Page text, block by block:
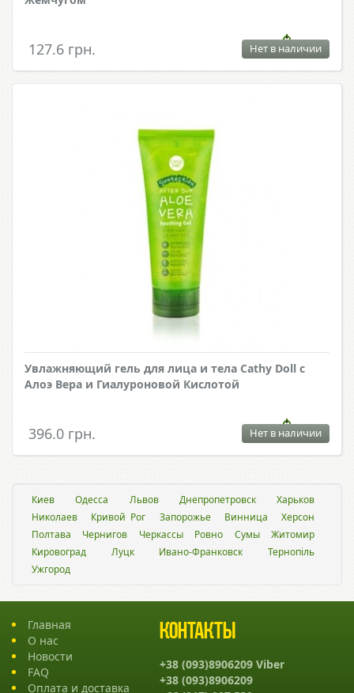
127.6 грн. Нет в наличии
Увлажняющий гель для лица и тела Cathy Doll с
Алоэ Вера и Гиалуроновой Кислотой
396.0 грн. Нет в наличии
Киев Одесса Львов Днепропетровск
Харьков
Николаев
Кривой Рог Запорожье Винница
Херсон
Полтава
Чернигов Черкассы Ровно Сумы
Житомир
Кировоград
Луцк Ивано-Франковск
Тернопіль
Ужгород
Главная
О нас
Новости
FAQ
Оплата и доставка
Контакты
+38 (093)8906209 Viber
+38 (093)8906209